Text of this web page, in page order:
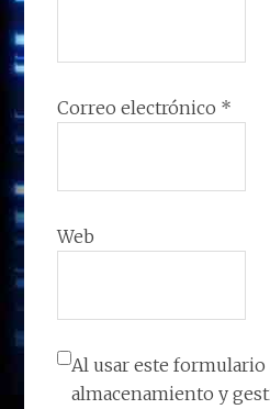
Correo electrónico *
Web
Al usar este formulario
almacenamiento y